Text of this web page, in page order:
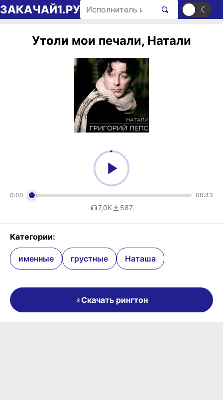
Перейти к содержимому
ЗАКАЧАЙ1.РУ Поиск рингтонов ☀ ☾
Утоли мои печали, Натали
0:00 00:43
7,0K 587
Категории:
именные грустные Наташа
Скачать рингтон